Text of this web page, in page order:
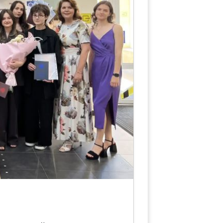
системы управления
данных)